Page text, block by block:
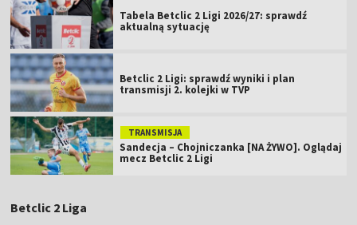
Tabela Betclic 2 Ligi 2026/27: sprawdź
aktualną sytuację
Betclic 2 Ligi: sprawdź wyniki i plan
transmisji 2. kolejki w TVP
TRANSMISJA
Sandecja – Chojniczanka [NA ŻYWO]. Oglądaj
mecz Betclic 2 Ligi
Betclic 2 Liga